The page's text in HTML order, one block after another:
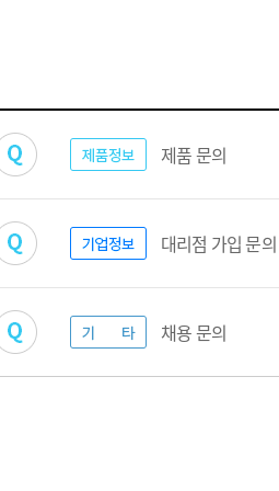
제품정보
제품 문의
기업정보
대리점 가입 문의
기타
채용 문의